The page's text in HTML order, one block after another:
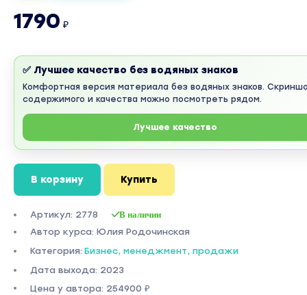
1790 ₽
✅ Лучшее качество без водяных знаков
Комфортная версия материала без водяных знаков.
содержимого и качества можно посмотреть рядом.
Лучшее качество
В корзину Купить
Артикул: 2778 В наличии
Автор курса: Юлия Родочинская
Категория: Бизнес, менеджмент, продажи
Дата выхода: 2023
Цена у автора: 254900 ₽